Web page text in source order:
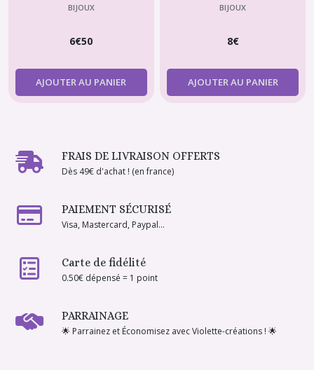
Poupée Mannequin 29-30
BIJOUX
6€50
AJOUTER AU PANIER
mannequin fashion doll-
BIJOUX
8€
AJOUTER AU PANIER
FRAIS DE LIVRAISON OFFERTS
Dès 49€ d'achat ! (en france)
PAIEMENT SÉCURISÉ
Visa, Mastercard, Paypal...
Carte de fidélité
0.50€ dépensé = 1 point
PARRAINAGE
🌟 Parrainez et Économisez avec Violette-créations ! 🌟